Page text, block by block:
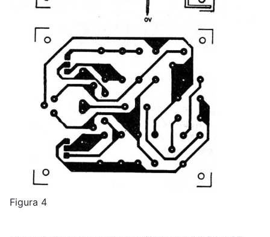
Figura 4